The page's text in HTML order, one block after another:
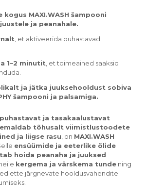
kogus MAXI.WASH šampooni
ja peanahale.
, et aktiveerida puhastavad
1–2 minutit , et toimeained saaksid
ja jätka juuksehooldust sobiva
šampooni ja palsamiga.
ja tasakaalustavat
tõhusalt viimistlustoodete
ja liigse rasu , on MAXI.WASH
ensüümide ja eeterlike õlide
hoida peanaha ja juuksed
kergema ja värskema tundening
ette järgnevate hooldusvahendite